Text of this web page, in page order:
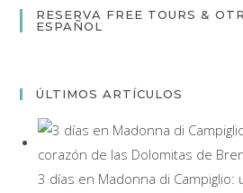
RESERVA FREE TOURS &
ESPAÑOL
ÚLTIMOS ARTÍCULOS
3 días en Madonna di Campiglio: